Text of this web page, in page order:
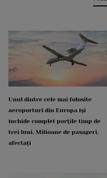
Unul dintre cele mai folosite
aeroporturi din Europa își
închide complet porțile timp de
trei luni. Milioane de pasageri,
afectați